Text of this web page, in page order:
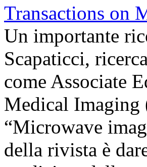
Un importante
Scapaticci,
come Associate
Medical Imaging
“Microwave
della rivista è